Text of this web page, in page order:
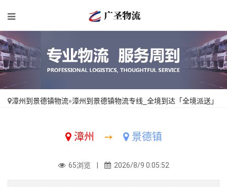
漳州到景德镇物流»漳州到景德镇物流专线_全境到达「全境派送」
漳州 ➙ 景德镇
65浏览 | 2026/8/9 0:05:52